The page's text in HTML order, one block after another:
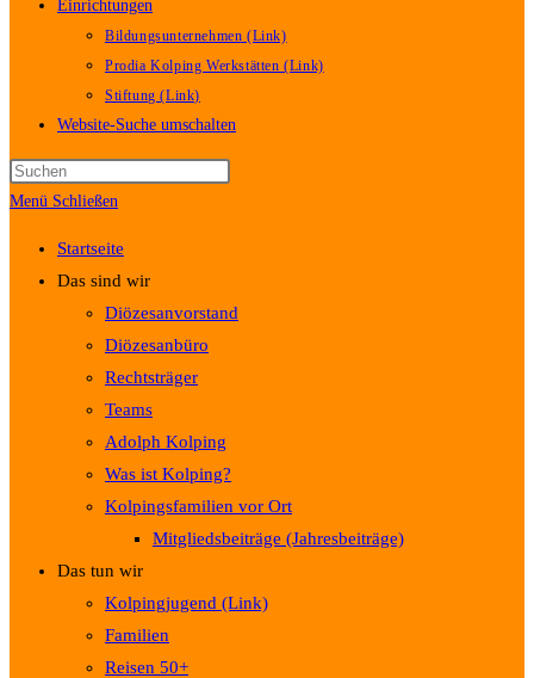
Einrichtungen
Bildungsunternehmen (Link)
Prodia Kolping Werkstätten (Link)
Stiftung (Link)
Website-Suche umschalten
Menü Schließen
Startseite
Das sind wir
Diözesanvorstand
Diözesanbüro
Rechtsträger
Teams
Adolph Kolping
Was ist Kolping?
Kolpingsfamilien vor Ort
Mitgliedsbeiträge (Jahresbeiträge)
Das tun wir
Kolpingjugend (Link)
Familien
Reisen 50+